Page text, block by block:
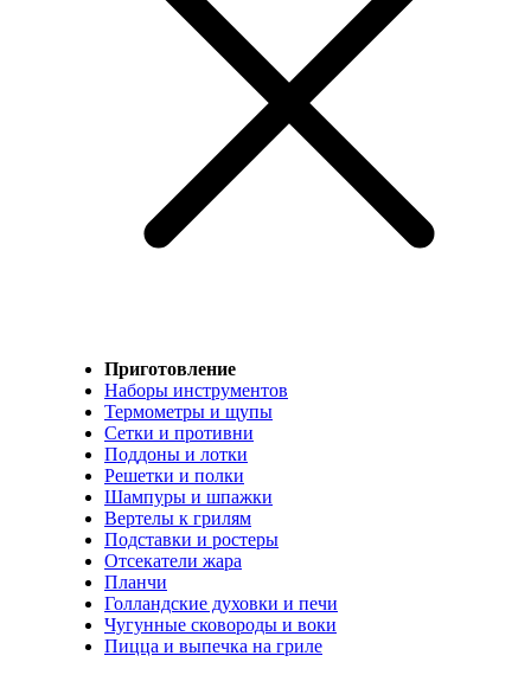
Приготовление
Наборы инструментов
Термометры и щупы
Сетки и противни
Поддоны и лотки
Решетки и полки
Шампуры и шпажки
Вертелы к грилям
Подставки и ростеры
Отсекатели жара
Планчи
Голландские духовки и печи
Чугунные сковороды и воки
Пицца и выпечка на гриле